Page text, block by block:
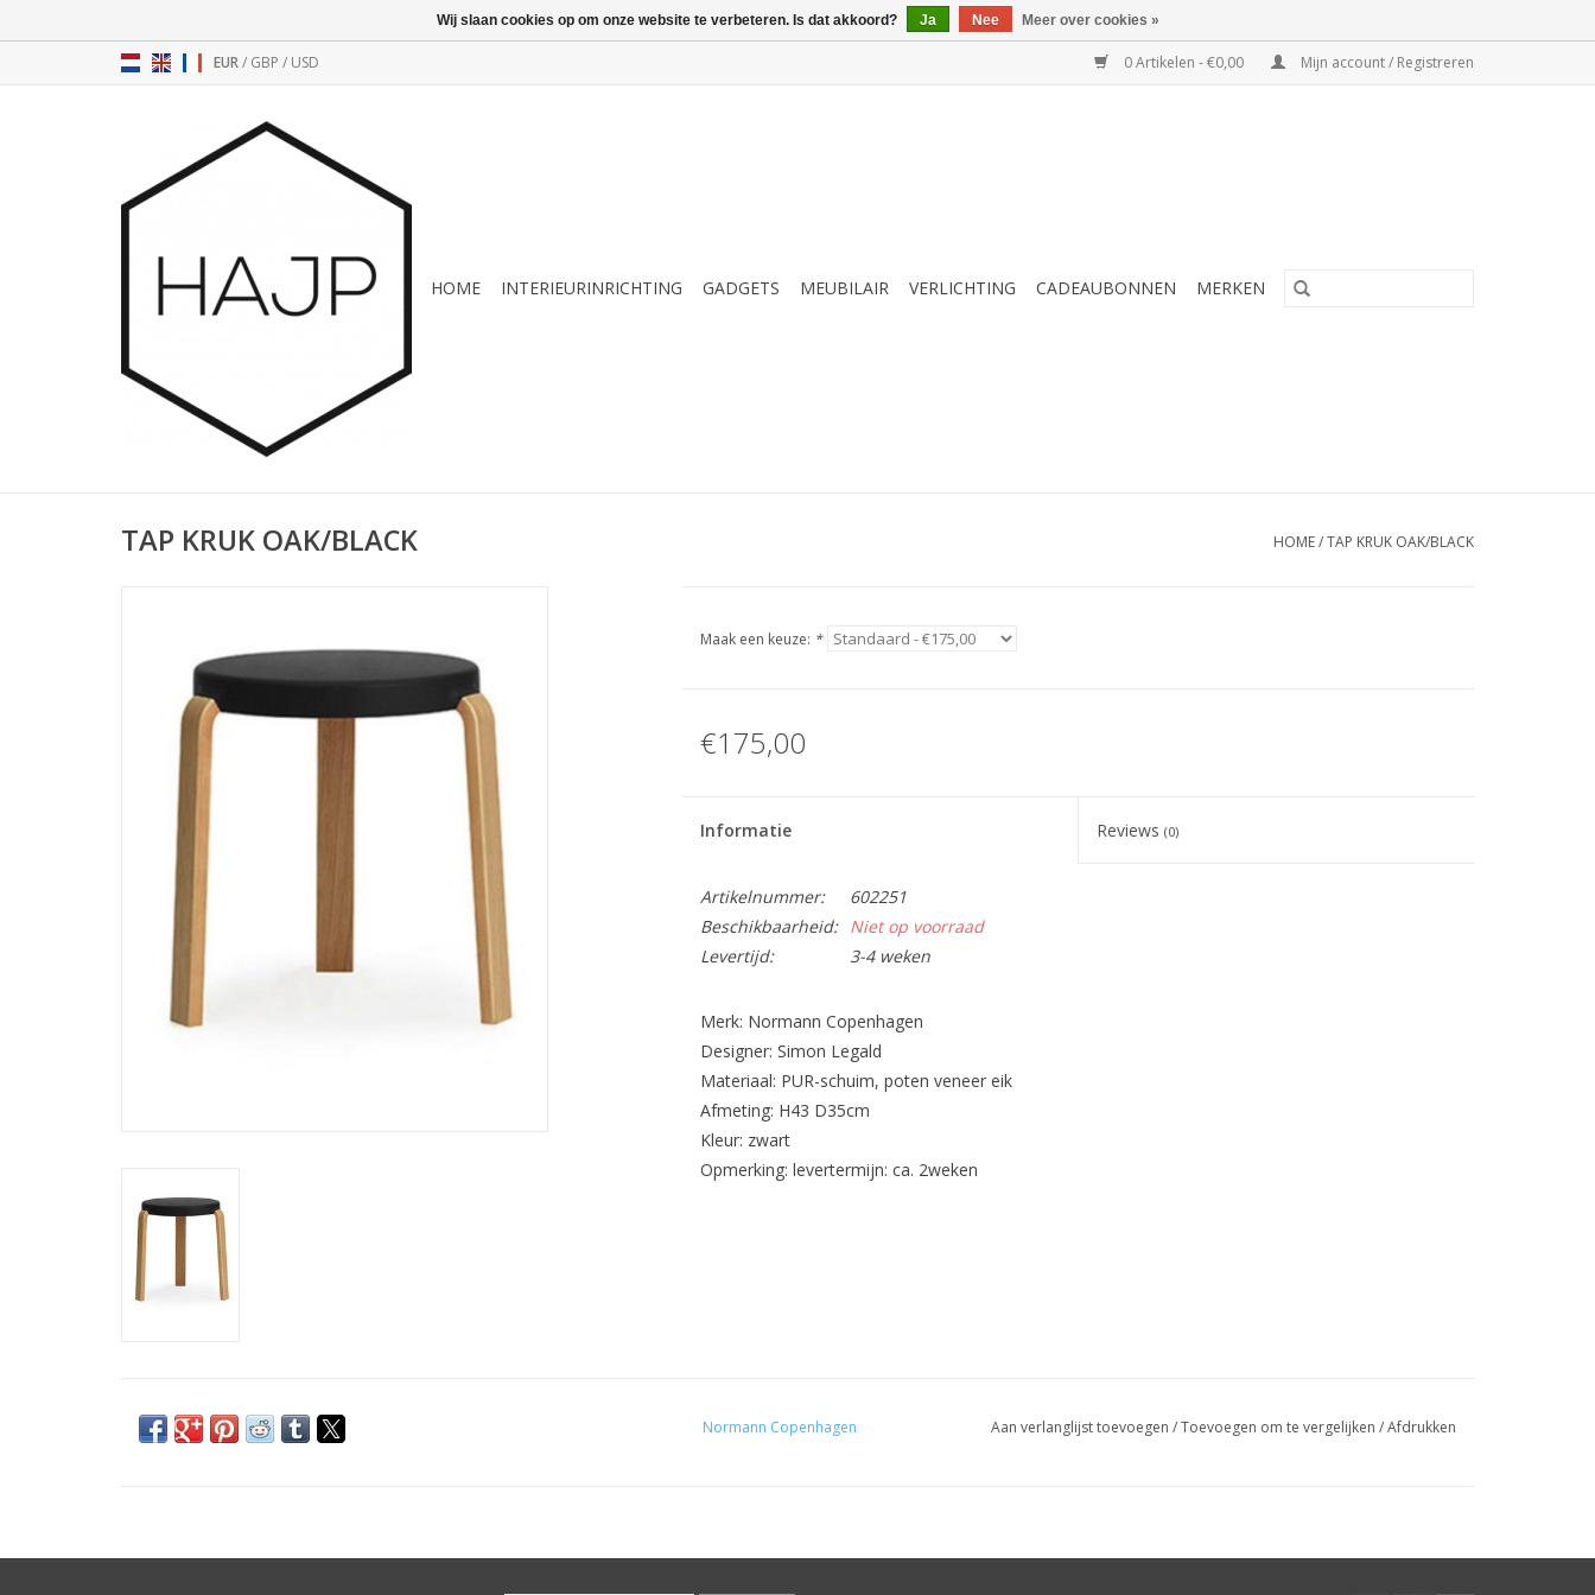
EUR/ GBP / USD 0 Artikelen - €0,00 Mijn account / Registreren
HOME INTERIEURINRICHTING GADGETS MEUBILAIR VERLICHTING CADEAUBONNEN MERKEN
TAP KRUK OAK/BLACK HOME/TAP KRUK OAK/BLACK
Maak een keuze: *
€175,00
Informatie Reviews(0)
Artikelnummer:
602251
Beschikbaarheid:
Niet op voorraad
Levertijd:
3-4 weken
Merk: Normann Copenhagen
Designer: Simon Legald
Materiaal: PUR-schuim, poten veneer eik
Afmeting: H43 D35cm
Kleur: zwart
Opmerking: levertermijn: ca. 2weken
Normann Copenhagen Aan verlanglijst toevoegen /Toevoegen om te vergelijken /Afdrukken
Wij slaan cookies op om onze website te verbeteren. Is dat akkoord? Ja Nee Meer over cookies »